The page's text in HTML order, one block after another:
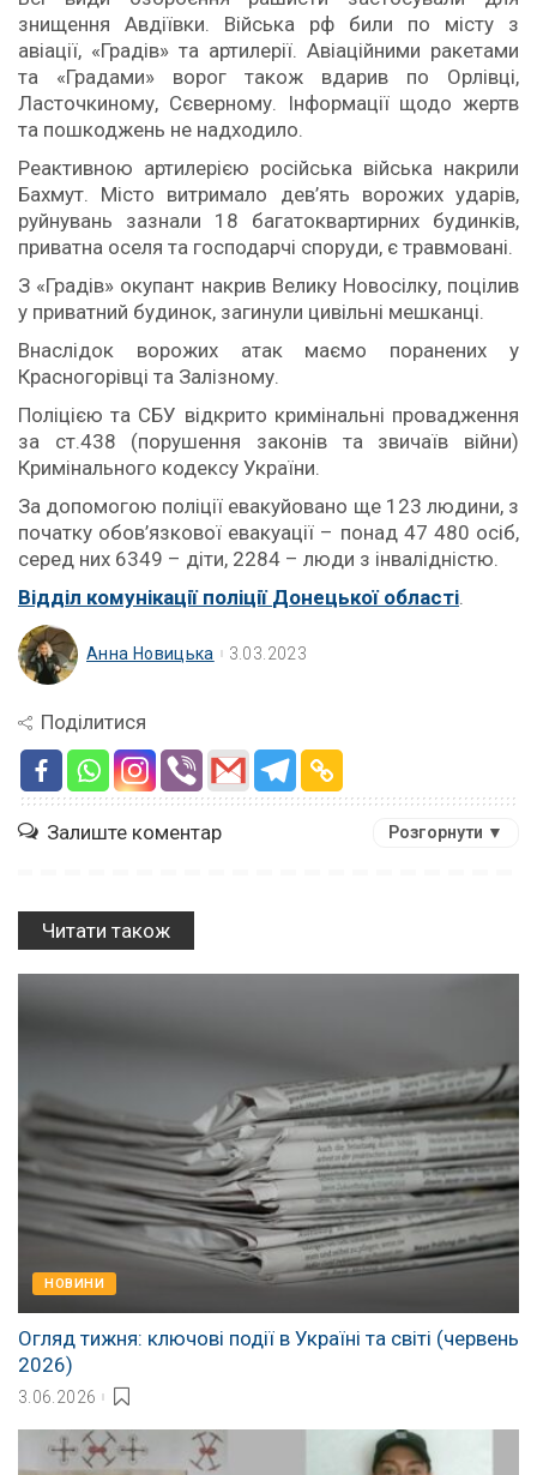
знищення Авдіївки. Війська рф били по місту з
авіації, «Градів» та артилерії. Авіаційними ракетами
та «Градами» ворог також вдарив по Орлівці,
Ласточкиному, Сєверному. Інформації щодо жертв
та пошкоджень не надходило.
Реактивною артилерією російська війська накрили
Бахмут. Місто витримало дев’ять ворожих ударів,
руйнувань зазнали 18 багатоквартирних будинків,
приватна оселя та господарчі споруди, є травмовані.
З «Градів» окупант накрив Велику Новосілку, поцілив
у приватний будинок, загинули цивільні мешканці.
Внаслідок ворожих атак маємо поранених у
Красногорівці та Залізному.
Поліцією та СБУ відкрито кримінальні провадження
за ст.438 (порушення законів та звичаїв війни)
Кримінального кодексу України.
За допомогою поліції евакуйовано ще 123 людини, з
початку обов’язкової евакуації – понад 47 480 осіб,
серед них 6349 – діти, 2284 – люди з інвалідністю.
Відділ комунікації поліції Донецької області.
Анна Новицька 3.03.2023
Поділитися
Залиште коментар Розгорнути ▼
Читати також
НОВИНИ
Огляд тижня: ключові події в Україні та світі (червень
2026)
3.06.2026